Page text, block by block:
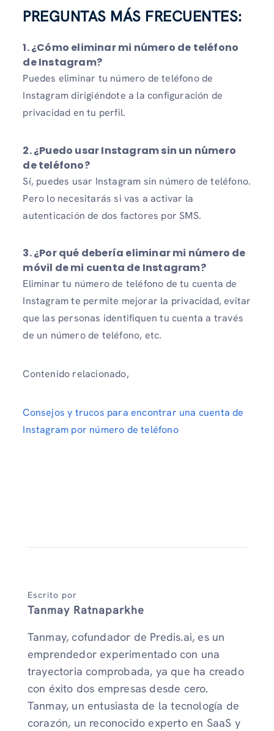
PREGUNTAS MÁS FRECUENTES:
1. ¿Cómo eliminar mi número de teléfono
de Instagram?
Puedes eliminar tu número de teléfono de
Instagram dirigiéndote a la configuración de
privacidad en tu perfil.
2. ¿Puedo usar Instagram sin un número
de teléfono?
Sí, puedes usar Instagram sin número de teléfono.
Pero lo necesitarás si vas a activar la
autenticación de dos factores por SMS.
3. ¿Por qué debería eliminar mi número de
móvil de mi cuenta de Instagram?
Eliminar tu número de teléfono de tu cuenta de
Instagram te permite mejorar la privacidad, evitar
que las personas identifiquen tu cuenta a través
de un número de teléfono, etc.
Contenido relacionado,
Consejos y trucos para encontrar una cuenta de
Instagram por número de teléfono
Escrito por
Tanmay Ratnaparkhe
Tanmay, cofundador de Predis.ai, es un
emprendedor experimentado con una
trayectoria comprobada, ya que ha creado
con éxito dos empresas desde cero.
Tanmay, un entusiasta de la tecnología de
corazón, un reconocido experto en SaaS y